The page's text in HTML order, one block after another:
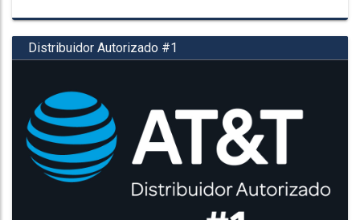
Distribuidor Autorizado #1